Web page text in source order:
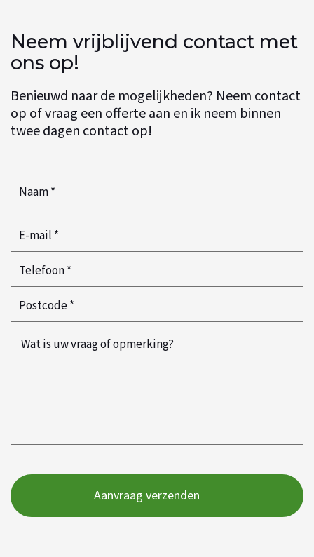
Neem vrijblijvend contact met
ons op!
Benieuwd naar de mogelijkheden? Neem contact
op of vraag een offerte aan en ik neem binnen
twee dagen contact op!
Telefoon
* *
Postcode
* *